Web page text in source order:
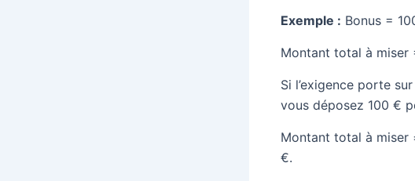
Exemple : Bonus =
Montant total à
Si l’exigence porte
vous déposez 100 €
Montant total à miser
€.